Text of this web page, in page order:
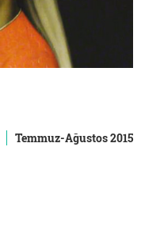
Temmuz-Ağustos 2015